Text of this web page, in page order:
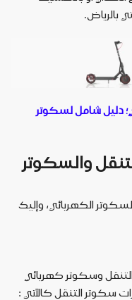
دليل شامل لسكوتر
والسكوتر
الكهربائي، وإليك
وسكوتر كهربائي
سكوتر التنقل كالآتي :